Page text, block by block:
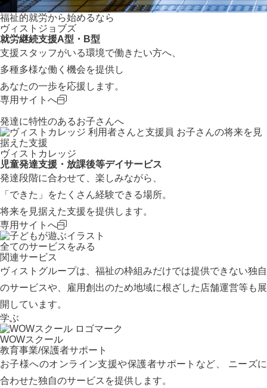
福祉的就労から始めるなら
ヴィストジョブズ
就労継続支援A型・B型
支援スタッフがいる環境で働きたい方へ、
多種多様な働く機会を提供し
あなたの一歩を応援します。
専用サイトへ
発達に特性のあるお子さんへ
お子さんの将来を見
据えた支援
ヴィストカレッジ
児童発達支援・放課後等デイサービス
発達段階に合わせて、楽しみながら、
「できた」をたくさん経験できる場所。
将来を見据えた支援を提供します。
専用サイトへ
全てのサービスをみる
関連サービス
ヴィストグループは、福祉の枠組みだけでは提供できない独自
のサービスや、雇用創出のため地域に根ざした店舗運営等も展
開しています。
学ぶ
WOWスクール
教育事業/保護者サポート
お子様へのオンライン支援や保護者サポートなど、 ニーズに
合わせた独自のサービスを提供します。